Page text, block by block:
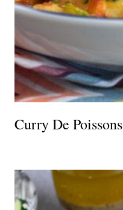
Curry De Poissons